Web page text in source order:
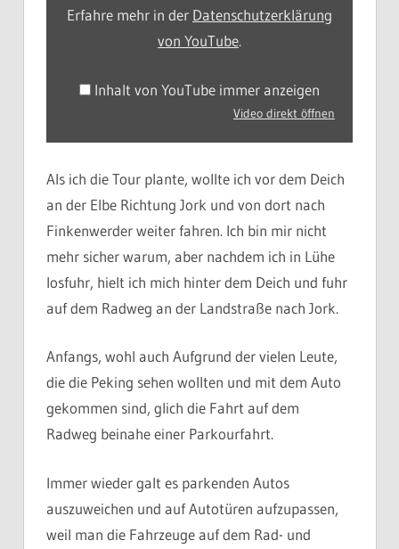
Erfahre mehr in der Datenschutzerklärung
von YouTube.
Inhalt von YouTube immer anzeigen
Video direkt öffnen
Als ich die Tour plante, wollte ich vor dem Deich
an der Elbe Richtung Jork und von dort nach
Finkenwerder weiter fahren. Ich bin mir nicht
mehr sicher warum, aber nachdem ich in Lühe
losfuhr, hielt ich mich hinter dem Deich und fuhr
auf dem Radweg an der Landstraße nach Jork.
Anfangs, wohl auch Aufgrund der vielen Leute,
die die Peking sehen wollten und mit dem Auto
gekommen sind, glich die Fahrt auf dem
Radweg beinahe einer Parkourfahrt.
Immer wieder galt es parkenden Autos
auszuweichen und auf Autotüren aufzupassen,
weil man die Fahrzeuge auf dem Rad- und